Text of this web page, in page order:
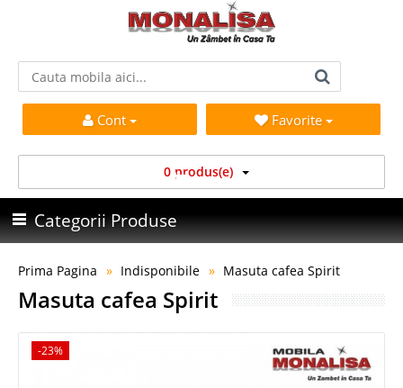
Cont Favorite
0 produs(e)
Categorii Produse
Prima Pagina Indisponibile Masuta cafea Spirit
Masuta cafea Spirit
-23%